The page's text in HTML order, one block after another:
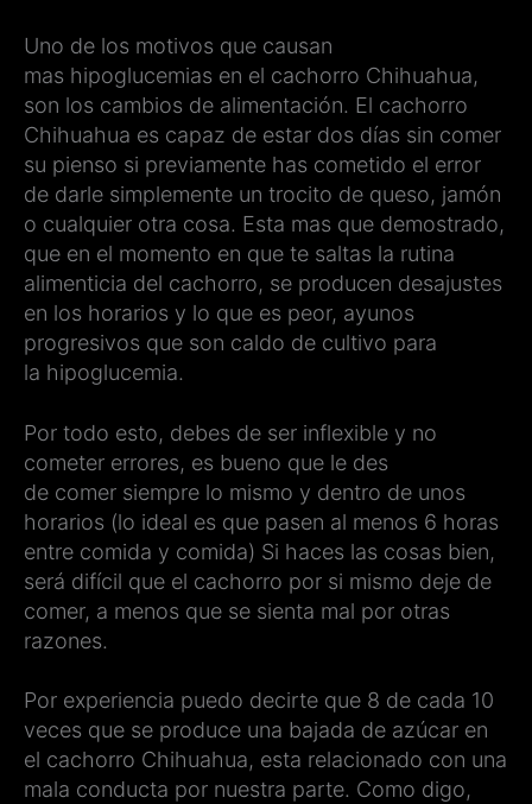
Uno de los motivos que causan
mas hipoglucemias en el cachorro Chihuahua,
son los cambios de alimentación. El cachorro
Chihuahua es capaz de estar dos días sin comer
su pienso si previamente has cometido el error
de darle simplemente un trocito de queso, jamón
o cualquier otra cosa. Esta mas que demostrado,
que en el momento en que te saltas la rutina
alimenticia del cachorro, se producen desajustes
en los horarios y lo que es peor, ayunos
progresivos que son caldo de cultivo para
la hipoglucemia.
Por todo esto, debes de ser inflexible y no
cometer errores, es bueno que le des
de comer siempre lo mismo y dentro de unos
horarios (lo ideal es que pasen al menos 6 horas
entre comida y comida) Si haces las cosas bien,
será difícil que el cachorro por si mismo deje de
comer, a menos que se sienta mal por otras
razones.
Por experiencia puedo decirte que 8 de cada 10
veces que se produce una bajada de azúcar en
el cachorro Chihuahua, esta relacionado con una
mala conducta por nuestra parte. Como digo,